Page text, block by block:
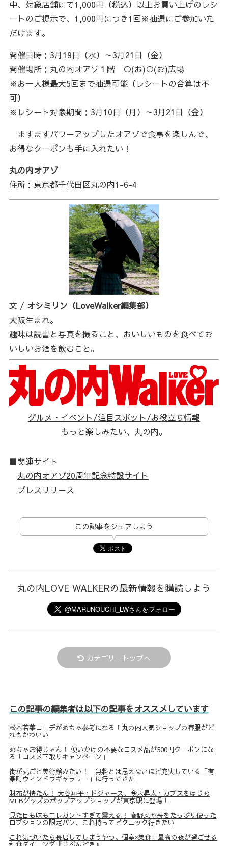
中、対象店舗にて1,000円（税込）以上お買い上げのレシ
ートのご提示で、1,000円につき1回※抽選にご参加いた
だけます。
開催日時：3月19日（水）～3月21日（金）
開催場所：丸の内オアゾ１階 ○(お)○(お)広場
※お一人様最大5回まで抽選可能（レシートの合算は不
可）
※レシート対象期間：3月10日（月）～3月21日（金）
ますますパワーアップしたオアゾで食事を楽しんで、
お得なクーポンも手に入れたい！
丸の内オアゾ
住所：東京都千代田区丸の内1-6-4
文 / オシミリン（LoveWalker編集部）
大阪生まれ。
趣味は読書と写真を撮ること、おいしいものを食べてお
いしいお酒を飲むこと。
グルメ・イベント/注目スポット/お役立ち情報
もっと楽しみたい、丸の内。
■関連サイト
丸の内オアゾ20周年記念特設サイト
プレスリリース
この記事をシェアしよう
丸の内LOVE WALKERの最新情報を購読しよう
カテゴリートップへ
この記事の編集者は以下の記事をオススメしています
松本若菜コーデがめちゃ参考になる！丸の内人気ショップの春服がど
れもかわいい
めちゃお得じゃん！ 使いかけの不要なコスメ品が500円クーポンにな
る「コスメ下取りキャンペーン」
街が丸ごと美術館みたい！ 無料とは思えないほど充実している「有
楽町ウィンドウギャラリー」に行ってきた
財布が持たん！ 大谷翔平・ドジャース、今永昇太・カブスをはじめ
MLBグッズのポップアップショップが東京駅に登場！
見た目も味もエレガントすぎて震える！ 春野菜や苺をたっぷり使った
ロブションの限定パン、これ持ってピクニック行きたい
これ気づいたら長居してしまうやつ。個室×美食＝最高の夜が過ごせる